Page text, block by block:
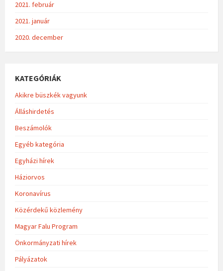
2021. február
2021. január
2020. december
KATEGÓRIÁK
Akikre büszkék vagyunk
Álláshirdetés
Beszámolók
Egyéb kategória
Egyházi hírek
Háziorvos
Koronavírus
Közérdekű közlemény
Magyar Falu Program
Önkormányzati hírek
Pályázatok